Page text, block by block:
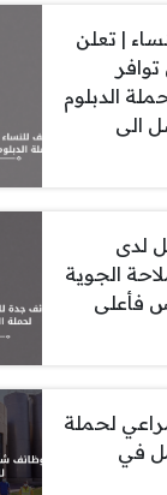
| تعلن
الدبلوم
الى
لدى
الجوية
فأعلى
لحملة
في